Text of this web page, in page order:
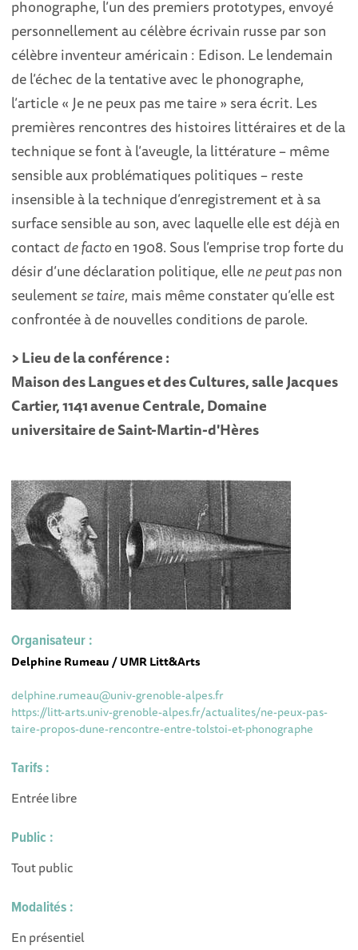
phonographe, l’un des premiers prototypes, envoyé
personnellement au célèbre écrivain russe par son
célèbre inventeur américain : Edison. Le lendemain
de l’échec de la tentative avec le phonographe,
l’article « Je ne peux pas me taire » sera écrit. Les
premières rencontres des histoires littéraires et de la
technique se font à l’aveugle, la littérature – même
sensible aux problématiques politiques – reste
insensible à la technique d’enregistrement et à sa
surface sensible au son, avec laquelle elle est déjà en
contactde factoen 1908. Sous l’emprise trop forte du
désir d’une déclaration politique, ellene peut pasnon
seulementse taire, mais même constater qu’elle est
confrontée à de nouvelles conditions de parole.
> Lieu de la conférence :
Maison des Langues et des Cultures, salle Jacques
Cartier, 1141 avenue Centrale, Domaine
universitaire de Saint-Martin-d'Hères
Organisateur :
Delphine Rumeau / UMR Litt&Arts
delphine.rumeau@univ-grenoble-alpes.fr
https://litt-arts.univ-grenoble-alpes.fr/actualites/ne-peux-pas-
taire-propos-dune-rencontre-entre-tolstoi-et-phonographe
Tarifs :
Entrée libre
Public :
Tout public
Modalités :
En présentiel